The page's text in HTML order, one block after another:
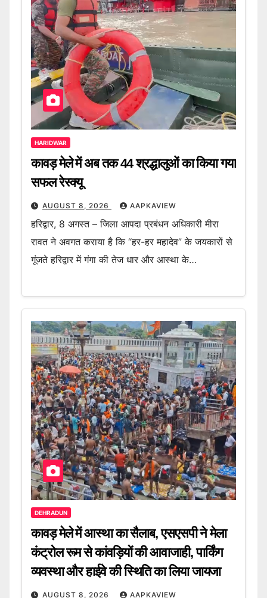
HARIDWAR
कावड़ मेले में अब तक 44 श्रद्धालुओं का किया गया
सफल रेस्क्यू
AUGUST 8, 2026 AAPKAVIEW
हरिद्वार, 8 अगस्त – जिला आपदा प्रबंधन अधिकारी मीरा
रावत ने अवगत कराया है कि “हर-हर महादेव” के जयकारों से
गूंजते हरिद्वार में गंगा की तेज धार और आस्था के…
DEHRADUN
कावड़ मेले में आस्था का सैलाब, एसएसपी ने मेला
कंट्रोल रूम से कांवड़ियों की आवाजाही, पार्किंग
व्यवस्था और हाईवे की स्थिति का लिया जायजा
AUGUST 8, 2026 AAPKAVIEW